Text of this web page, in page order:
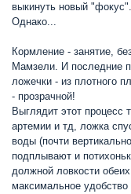
выкинуть новый "фокус".
Однако...
Кормление - занятие,
Мамзели. И последние
ложечки - из плотного
- прозрачной!
Выглядит этот процесс
артемии и тд, ложка
воды (почти
подплывают и
должной ловкости
максимальное